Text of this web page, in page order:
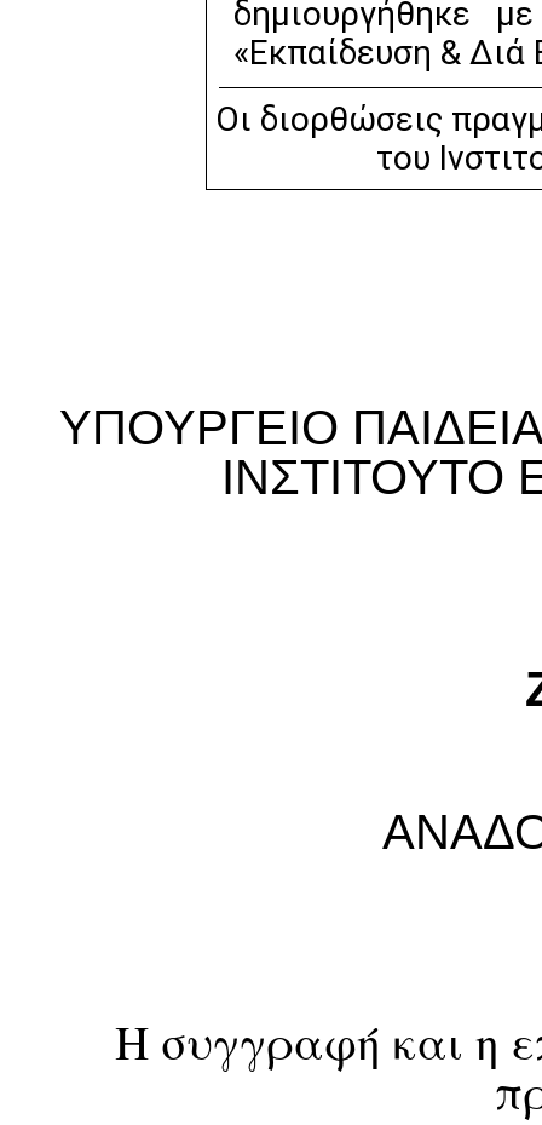
δημιουργήθηκε
«Εκπαίδευση &
Οι διορθώσεις
του
ΥΠΟΥΡΓΕΙΟ
ΙΝΣΤΙΤΟΥΤΟ
Η συγγραφή και η